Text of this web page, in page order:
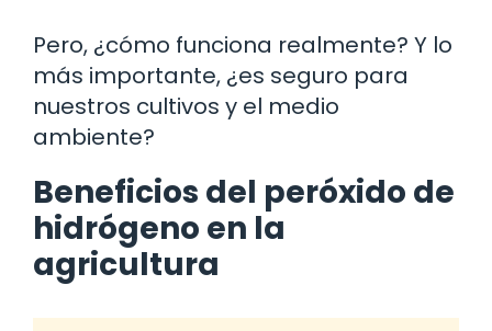
Pero, ¿cómo funciona realmente? Y lo
más importante, ¿es seguro para
nuestros cultivos y el medio
ambiente?
Beneficios del peróxido de
hidrógeno en la
agricultura